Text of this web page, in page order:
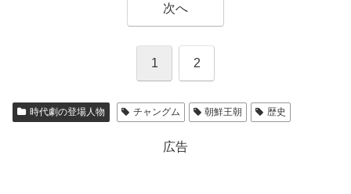
次へ
1 2
時代劇の登場人物 チャングム 朝鮮王朝 歴史
広告